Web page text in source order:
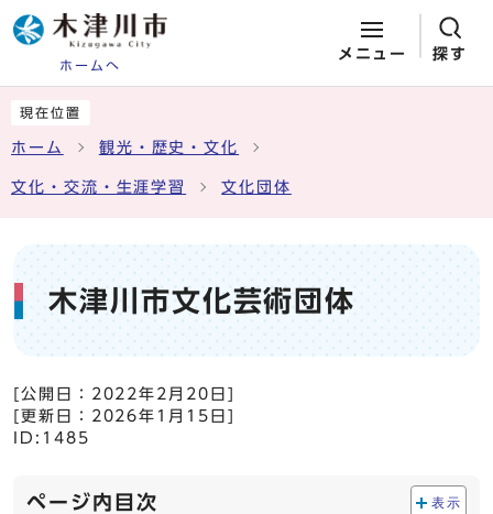
ホームへ
メニュー 探す
現在位置
ホーム 観光・歴史・文化
文化・交流・生涯学習 文化団体
木津川市文化芸術団体
[公開日： 2022年2月20日
[更新日： 2026年1月15日
ID:1485
ページ内目次 表示